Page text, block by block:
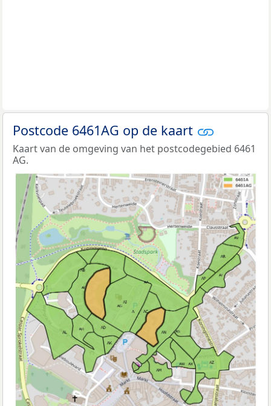
Postcode 6461AG op de kaart
Kaart van de omgeving van het postcodegebied 6461
AG.